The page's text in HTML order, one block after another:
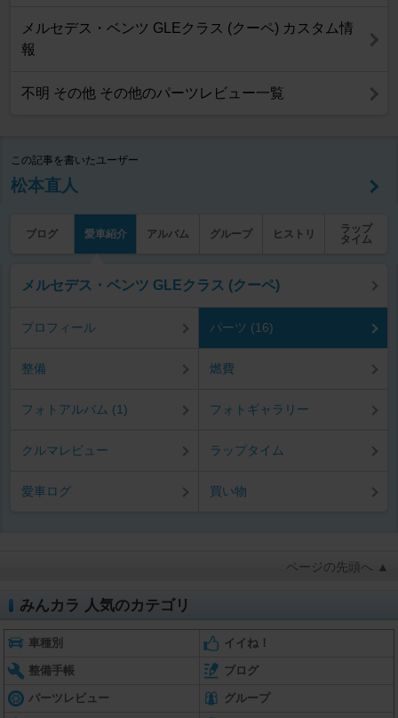
メルセデス・ベンツ GLEクラス (クーペ) カスタム情
報
不明 その他 その他のパーツレビュー一覧
この記事を書いたユーザー
松本直人
ブログ 愛車紹介 アルバム グループ ヒストリ
ラップ
タイム
メルセデス・ベンツ GLEクラス (クーペ)
プロフィール パーツ (16)
整備 燃費
フォトアルバム (1) フォトギャラリー
クルマレビュー ラップタイム
愛車ログ 買い物
ページの先頭へ ▲
みんカラ 人気のカテゴリ
車種別 イイね！
整備手帳 ブログ
パーツレビュー グループ